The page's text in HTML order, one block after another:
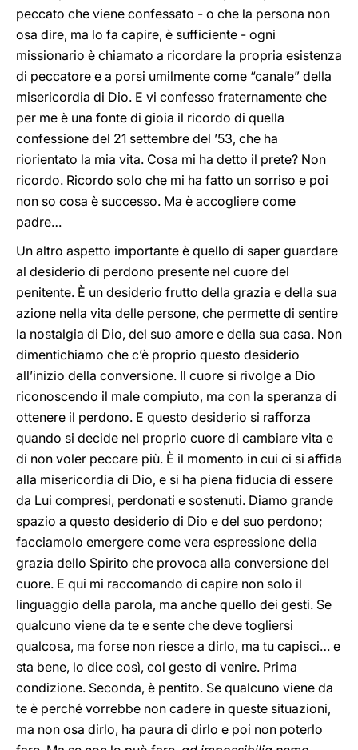
peccato che viene confessato - o che la persona non
osa dire, ma lo fa capire, è sufficiente - ogni
missionario è chiamato a ricordare la propria esistenza
di peccatore e a porsi umilmente come “canale” della
misericordia di Dio. E vi confesso fraternamente che
per me è una fonte di gioia il ricordo di quella
confessione del 21 settembre del ’53, che ha
riorientato la mia vita. Cosa mi ha detto il prete? Non
ricordo. Ricordo solo che mi ha fatto un sorriso e poi
non so cosa è successo. Ma è accogliere come
padre…
Un altro aspetto importante è quello di saper guardare
al desiderio di perdono presente nel cuore del
penitente. È un desiderio frutto della grazia e della sua
azione nella vita delle persone, che permette di sentire
la nostalgia di Dio, del suo amore e della sua casa. Non
dimentichiamo che c’è proprio questo desiderio
all’inizio della conversione. Il cuore si rivolge a Dio
riconoscendo il male compiuto, ma con la speranza di
ottenere il perdono. E questo desiderio si rafforza
quando si decide nel proprio cuore di cambiare vita e
di non voler peccare più. È il momento in cui ci si affida
alla misericordia di Dio, e si ha piena fiducia di essere
da Lui compresi, perdonati e sostenuti. Diamo grande
spazio a questo desiderio di Dio e del suo perdono;
facciamolo emergere come vera espressione della
grazia dello Spirito che provoca alla conversione del
cuore. E qui mi raccomando di capire non solo il
linguaggio della parola, ma anche quello dei gesti. Se
qualcuno viene da te e sente che deve togliersi
qualcosa, ma forse non riesce a dirlo, ma tu capisci… e
sta bene, lo dice così, col gesto di venire. Prima
condizione. Seconda, è pentito. Se qualcuno viene da
te è perché vorrebbe non cadere in queste situazioni,
ma non osa dirlo, ha paura di dirlo e poi non poterlo